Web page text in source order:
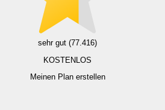
sehr gut (77.416)
KOSTENLOS
Meinen Plan erstellen